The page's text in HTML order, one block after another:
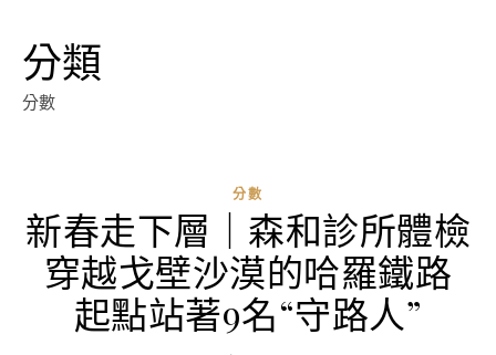
分類
分數
分數
新春走下層｜森和診所體檢
穿越戈壁沙漠的哈羅鐵路
起點站著9名“守路人”